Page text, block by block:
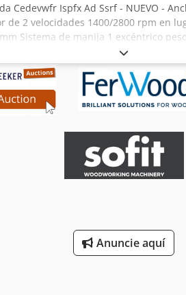
Cedevwfr Ispfx Ad Ssrf - NUEVO -
2 velocidades 1400/2800 rpm en
Sistema de manija 1 excéntrico
kW n.º A250070 1 pieza tapón tope
mm Mando por cable Bowden n.º
Anuncie aquí